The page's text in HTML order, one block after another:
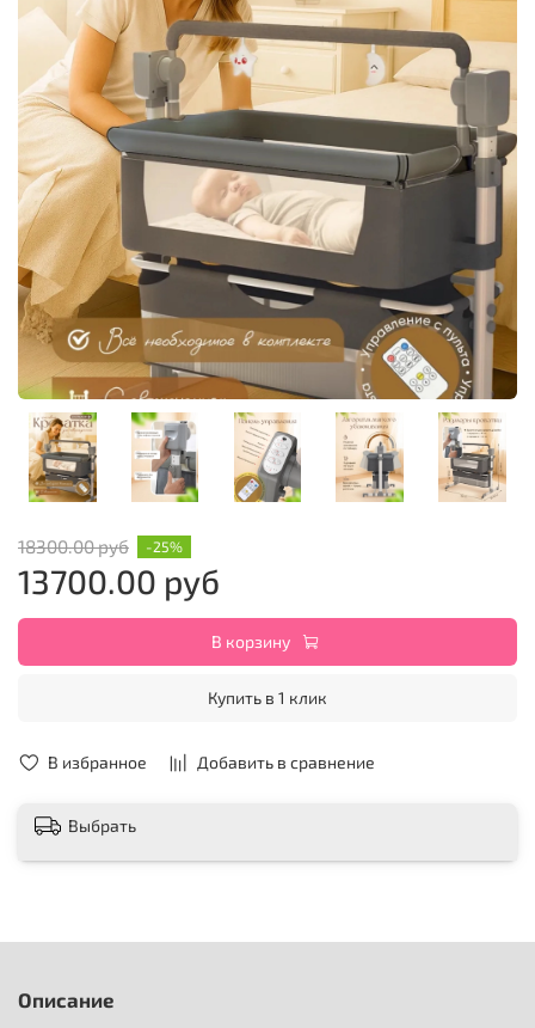
В избранное Добавить в сравнение
18300.00 руб
13700.00 руб
-25%
В корзину
Купить в 1 клик
Выбрать
Описание